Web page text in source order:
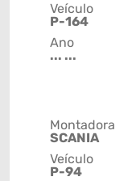
Veículo
P-164
Ano
... ...
Montadora
SCANIA
Veículo
P-94